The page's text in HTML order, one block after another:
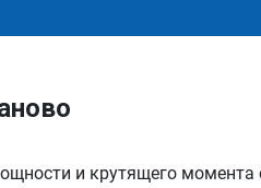
и крутящего момента